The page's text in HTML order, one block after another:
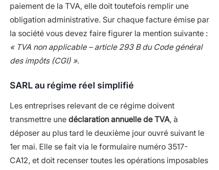
paiement de la TVA, elle doit toutefois remplir une
obligation administrative. Sur chaque facture émise par
la société vous devez faire figurer la mention suivante :
« TVA non applicable – article 293 B du Code général
des impôts (CGI) ».
SARL au régime réel simplifié
Les entreprises relevant de ce régime doivent
transmettre une déclaration annuelle de TVA, à
déposer au plus tard le deuxième jour ouvré suivant le
1er mai. Elle se fait via le formulaire numéro 3517-
CA12, et doit recenser toutes les opérations imposables